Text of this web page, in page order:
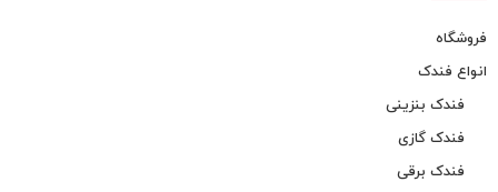
فروشگاه
انواع فندک
فندک بنزینی
فندک گازی
فندک برقی